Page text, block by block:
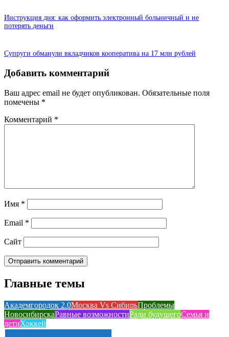
Инструкция дня: как оформить электронный больничный и не
потерять деньги
Супруги обманули вкладчиков кооператива на 17 млн рублей
Добавить комментарий
Ваш адрес email не будет опубликован. Обязательные поля
помечены *
Комментарий *
Имя *
Email *
Сайт
Главные темы
Академгородок 2.0Москва Vs СибирьПроблемы
НовосибирскаРавные возможностиРади будущегоСемья и
детиХоккей